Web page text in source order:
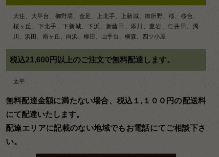
大住、大平台、御野場、金足、上北手、上新城、御所野、桜、桜台、
桜ヶ丘、下北手、下新城、下浜、新藤田、添川、豊岩、仁井田、濁
川、浜田、南ヶ丘、向浜、柳田、山手台、横森、四ツ小屋
税込21,600円以上のご注文で無料配達します。
太平
無料配達金額に満たない場合、税込１,１００円の配送料
にて配達いたします。
配達エリアに記載のない地域でもお電話にてご相談下さ
い。